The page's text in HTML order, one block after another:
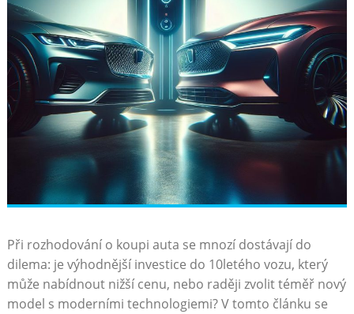
Při‌ rozhodování o‌ koupi auta se⁤ mnozí dostávají ⁣do⁢
dilema: ⁤je výhodnější investice⁢ do 10letého vozu,​ který
může nabídnout nižší cenu, nebo raději ​zvolit ‍téměř nový
‍model s moderními technologiemi? ⁤V tomto článku​ se‌